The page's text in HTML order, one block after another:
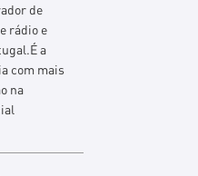
de
rádio e
a
com mais
na